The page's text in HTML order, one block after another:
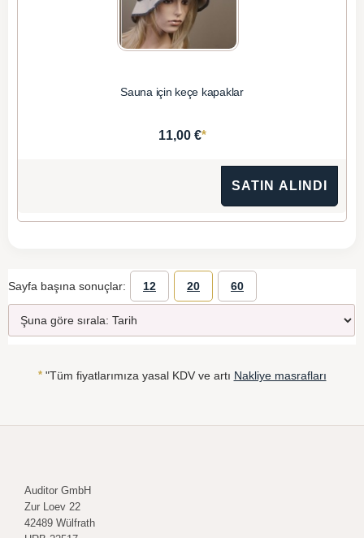
Sauna için keçe kapaklar
11,00 €*
SATIN ALINDI
Sayfa başına sonuçlar: 12 20 60
*"Tüm fiyatlarımıza yasal KDV ve artı Nakliye masrafları
Auditor GmbH
Zur Loev 22
42489 Wülfrath